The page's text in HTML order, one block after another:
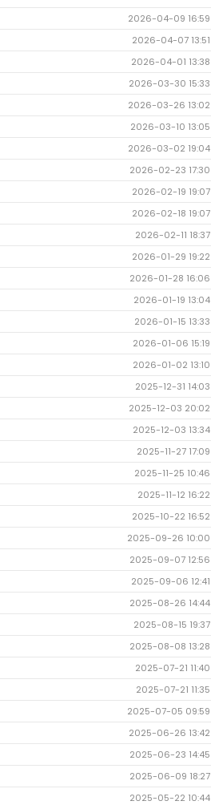
2026-04-09 16:59
2026-04-07 13:51
2026-04-01 13:38
2026-03-30 15:33
2026-03-26 13:02
2026-03-10 13:05
2026-03-02 19:04
2026-02-23 17:30
2026-02-19 19:07
2026-02-18 19:07
2026-02-11 18:37
2026-01-29 19:22
2026-01-28 16:06
2026-01-19 13:04
2026-01-15 13:33
2026-01-06 15:19
2026-01-02 13:10
2025-12-31 14:03
2025-12-03 20:02
2025-12-03 13:34
2025-11-27 17:09
2025-11-25 10:46
2025-11-12 16:22
2025-10-22 16:52
2025-09-26 10:00
2025-09-07 12:56
2025-09-06 12:41
2025-08-26 14:44
2025-08-15 19:37
2025-08-08 13:28
2025-07-21 11:40
2025-07-21 11:35
2025-07-05 09:59
2025-06-26 13:42
2025-06-23 14:45
2025-06-09 18:27
2025-05-22 10:44